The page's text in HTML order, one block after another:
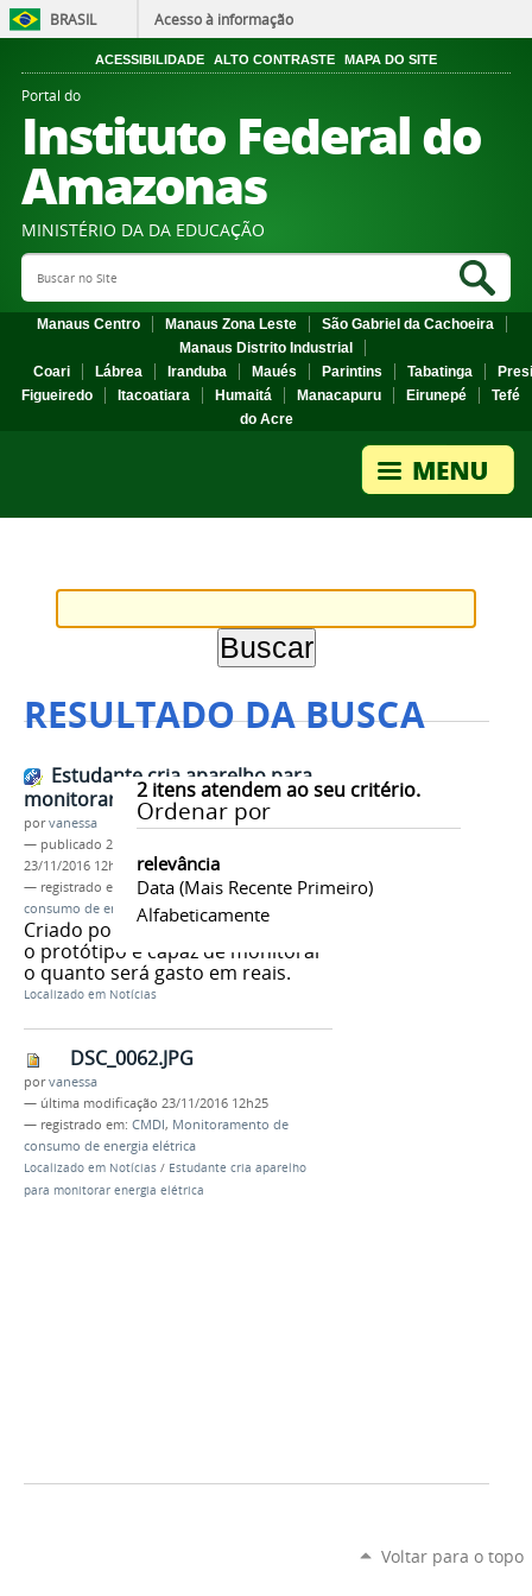
BRASIL Acesso à informação
ACESSIBILIDADE ALTO CONTRASTE MAPA DO SITE
Portal do
Instituto Federal do
Amazonas
MINISTÉRIO DA DA EDUCAÇÃO
Search Site
Manaus Centro Manaus Zona Leste
São Gabriel da Cachoeira
Manaus Distrito Industrial
Coari
Lábrea Iranduba Maués Parintins Tabatinga
Figueiredo
Itacoatiara Humaitá Manacapuru Eirunepé
Tefé
do Acre
RESULTADO DA BUSCA
2itens atendem ao seu critério.
Ordenar por
relevância
Data (mais Recente Primeiro)
Alfabeticamente
Estudante cria aparelho para
monitorar energia elétrica
porvanessa
— publicado 23/11/2016
23/11/2016 12h32
— registrado em:
CMDI,Monitoramento de
consumo de energia elétrica
Criado por Marcus Vinicius Melo,
o protótipo é capaz de monitorar
o quanto será gasto em reais.
Localizado em Notícias
DSC_0062.JPG
porvanessa
— última modificação 23/11/2016 12h25
— registrado em: CMDI, Monitoramento de
consumo de energia elétrica
Localizado em Notícias / Estudante cria aparelho
para monitorar energia elétrica
Voltar para o topo